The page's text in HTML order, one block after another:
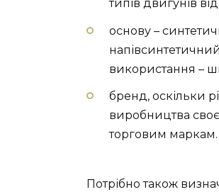
типів двигунів
основу –
використання –
бренд, оскільки
виробництва
торговим маркам.
Потрібно також